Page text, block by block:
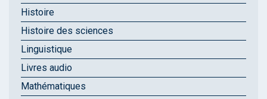
Histoire
Histoire des sciences
Linguistique
Livres audio
Mathématiques